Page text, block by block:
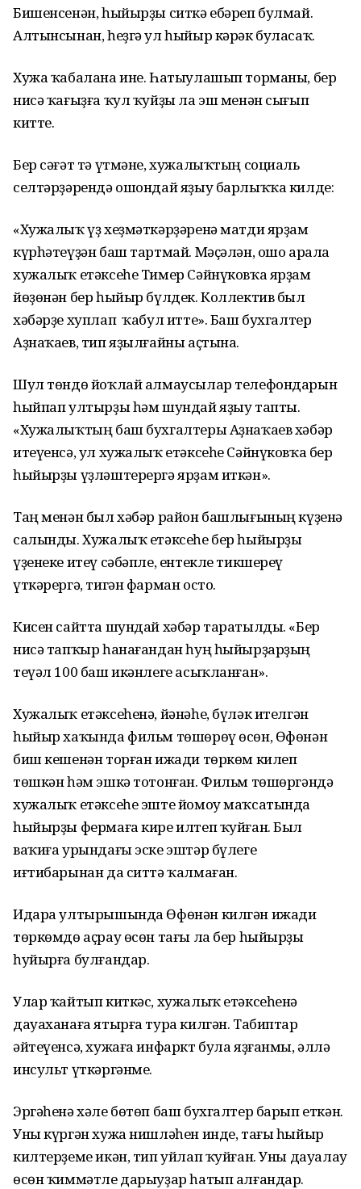
Бишенсенән, һыйырҙы ситкә ебәреп булмай.
Алтынсынан, һеҙгә ул һыйыр кәрәк буласаҡ.
Хужа ҡабалана ине. Һатыулашып торманы, бер
нисә ҡағыҙға ҡул ҡуйҙы ла эш менән сығып
китте.
Бер сәғәт тә үтмәне, хужалыҡтың социаль
селтәрҙәрендә ошондай яҙыу барлыҡҡа килде:
«Хужалыҡ үҙ хеҙмәткәрҙәренә матди ярҙам
күрһәтеүҙән баш тартмай. Мәҫәлән, ошо арала
хужалыҡ етәксеһе Тимер Сәйнүковҡа ярҙам
йөҙөнән бер һыйыр бүлдек. Коллектив был
хәбәрҙе хуплап ҡабул итте». Баш бухгалтер
Аҙнаҡаев, тип яҙылғайны аҫтына.
Шул төндө йоҡлай алмаусылар телефондарын
һыйпап ултырҙы һәм шундай яҙыу тапты.
«Хужалыҡтың баш бухгалтеры Аҙнаҡаев хәбәр
итеүенсә, ул хужалыҡ етәксеһе Сәйнүковҡа бер
һыйырҙы үҙләштерергә ярҙам иткән».
Таң менән был хәбәр район башлығының күҙенә
салынды. Хужалыҡ етәксеһе бер һыйырҙы
үҙенеке итеү сәбәпле, ентекле тикшереү
үткәрергә, тигән фарман осто.
Кисен сайтта шундай хәбәр таратылды. «Бер
нисә тапҡыр һанағандан һуң һыйырҙарҙың
теүәл 100 баш икәнлеге асыҡланған».
Хужалыҡ етәксеһенә, йәнәһе, бүләк ителгән
һыйыр хаҡында фильм төшөрөү өсөн, Өфөнән
биш кешенән торған ижади төркөм килеп
төшкән һәм эшкә тотонған. Фильм төшөргәндә
хужалыҡ етәксеһе эште йомоу маҡсатында
һыйырҙы фермаға кире илтеп ҡуйған. Был
ваҡиға урындағы эске эштәр бүлеге
иғтибарынан да ситтә ҡалмаған.
Идара ултырышында Өфөнән килгән ижади
төркөмдө аҫрау өсөн тағы ла бер һыйырҙы
һуйырға булғандар.
Улар ҡайтып киткәс, хужалыҡ етәксеһенә
дауаханаға ятырға тура килгән. Табиптар
әйтеүенсә, хужаға инфаркт була яҙғанмы, әллә
инсульт үткәргәнме.
Эргәһенә хәле бөтөп баш бухгалтер барып еткән.
Уны күргән хужа нишләһен инде, тағы һыйыр
килтерҙеме икән, тип уйлап ҡуйған. Уны дауалау
өсөн ҡиммәтле дарыуҙар һатып алғандар.